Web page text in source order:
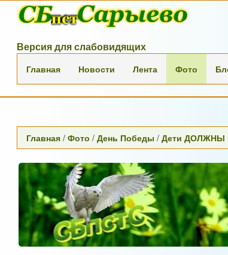
Версия для слабовидящих
Главная Новости Лента Фото
Главная /Фото /День Победы /Дети ДОЛЖНЫ